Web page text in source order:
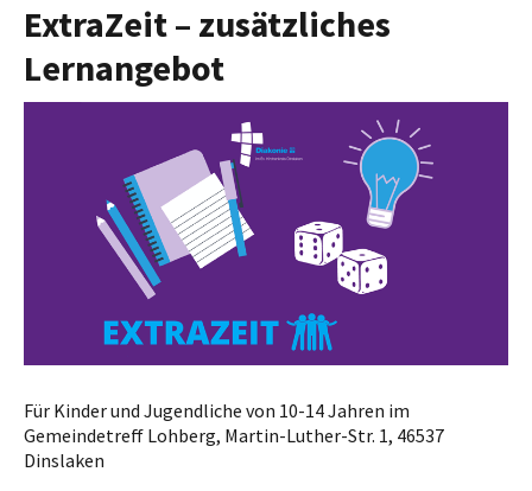
ExtraZeit – zusätzliches
Lernangebot
Für Kinder und Jugendliche von 10-14 Jahren im
Gemeindetreff Lohberg, Martin-Luther-Str. 1, 46537
Dinslaken